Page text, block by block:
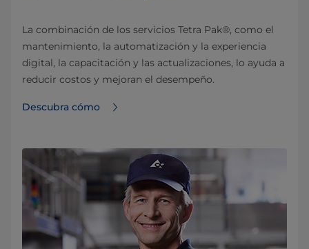
La combinación de los servicios Tetra Pak®, como el
mantenimiento, la automatización y la experiencia
digital, la capacitación y las actualizaciones, lo ayuda a
reducir costos y mejoran el desempeño.
Descubra cómo